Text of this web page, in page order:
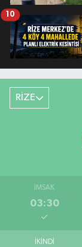
10
RİZE
İMSAK
03:30
İKINDI